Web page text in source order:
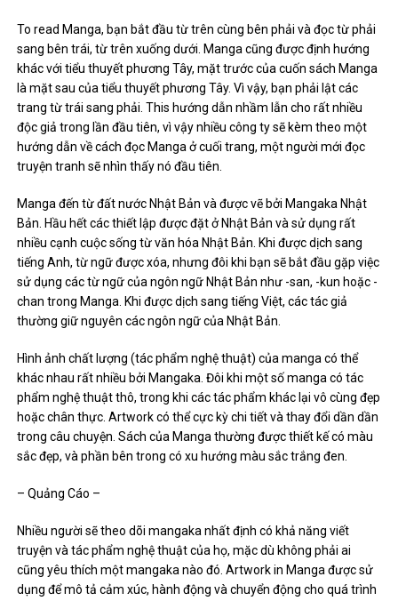
To read Manga, bạn bắt đầu từ trên cùng bên phải và đọc từ phải
sang bên trái, từ trên xuống dưới. Manga cũng được định hướng
khác với tiểu thuyết phương Tây, mặt trước của cuốn sách Manga
là mặt sau của tiểu thuyết phương Tây. Vì vậy, bạn phải lật các
trang từ trái sang phải. This hướng dẫn nhầm lẫn cho rất nhiều
độc giả trong lần đầu tiên, vì vậy nhiều công ty sẽ kèm theo một
hướng dẫn về cách đọc Manga ở cuối trang, một người mới đọc
truyện tranh sẽ nhìn thấy nó đầu tiên.
Manga đến từ đất nước Nhật Bản và được vẽ bởi Mangaka Nhật
Bản. Hầu hết các thiết lập được đặt ở Nhật Bản và sử dụng rất
nhiều cạnh cuộc sống từ văn hóa Nhật Bản. Khi được dịch sang
tiếng Anh, từ ngữ được xóa, nhưng đôi khi bạn sẽ bắt đầu gặp việc
sử dụng các từ ngữ của ngôn ngữ Nhật Bản như -san, -kun hoặc -
chan trong Manga. Khi được dịch sang tiếng Việt, các tác giả
thường giữ nguyên các ngôn ngữ của Nhật Bản.
Hình ảnh chất lượng (tác phẩm nghệ thuật) của manga có thể
khác nhau rất nhiều bởi Mangaka. Đôi khi một số manga có tác
phẩm nghệ thuật thô, trong khi các tác phẩm khác lại vô cùng đẹp
hoặc chân thực. Artwork có thể cực kỳ chi tiết và thay đổi dần dần
trong câu chuyện. Sách của Manga thường được thiết kế có màu
sắc đẹp, và phần bên trong có xu hướng màu sắc trắng đen.
– Quảng Cáo –
Nhiều người sẽ theo dõi mangaka nhất định có khả năng viết
truyện và tác phẩm nghệ thuật của họ, mặc dù không phải ai
cũng yêu thích một mangaka nào đó. Artwork in Manga được sử
dụng để mô tả cảm xúc, hành động và chuyển động cho quá trình